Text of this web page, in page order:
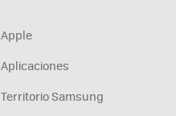
Apple
Aplicaciones
Territorio Samsung